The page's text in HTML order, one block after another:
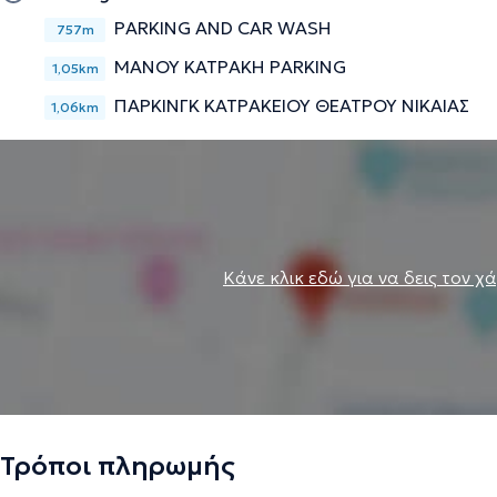
757m PARKING AND CAR WASH
1,05km ΜΑΝΟΥ ΚΑΤΡΑΚΗ PARKING
1,06km ΠΑΡΚΙΝΓΚ ΚΑΤΡΑΚΕΙΟΥ ΘΕΑΤΡΟΥ ΝΙΚΑΙΑΣ
Κάνε κλικ εδώ για να δεις τον
Τρόποι πληρωμής